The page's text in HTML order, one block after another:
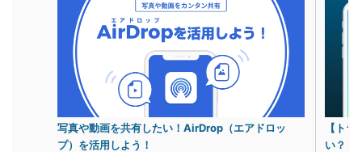
写真や動画を共有したい！AirDrop（エアドロッ
プ）を活用しよう！
【ト
い？